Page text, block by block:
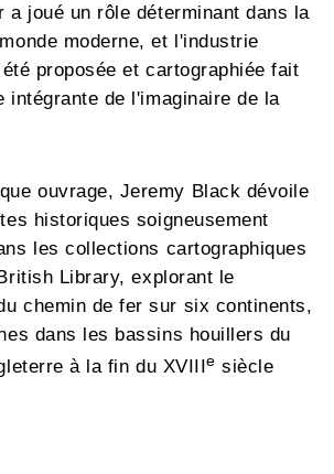
a joué un rôle déterminant dans la
moderne, et l'industrie
proposée et cartographiée fait
intégrante de l'imaginaire de la
ouvrage, Jeremy Black dévoile
historiques soigneusement
les collections cartographiques
Library, explorant le
chemin de fer sur six continents,
dans les bassins houillers du
à la fin du XVIIIe siècle